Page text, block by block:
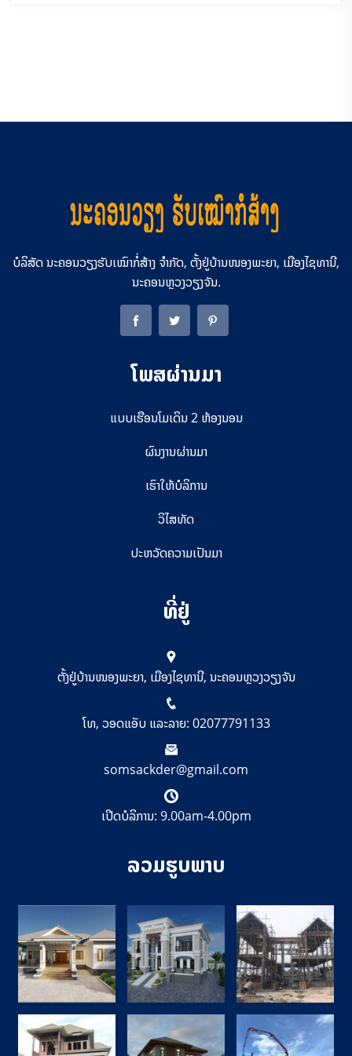
ບໍລິສັດ ນະຄອນວຽງຮັບເໝົາກໍ່ສ້າງ ຈຳກັດ, ຕັ້ງຢູ່ບ້ານໜອງພະຍາ, ເມືອງໄຊທານີ,
ນະຄອນຫຼວງວຽງຈັນ.
ໂພສຜ່ານມາ
ແບບເຮືອນໂມເດິນ 2 ຫ້ອງນອນ
ຜົນງານຜ່ານມາ
ເຮົາໃຫ້ບໍລິການ
ວິໄສທັດ
ປະຫວັດຄວາມເປັນມາ
ທີ່ຢູ່
ຕັ້ງຢູ່ບ້ານໜອງພະຍາ, ເມືອງໄຊທານີ, ນະຄອນຫຼວງວຽງຈັນ
ໂທ, ວອດແອັບ ແລະລາຍ: 02077791133
somsackder@gmail.com
ເປີດບໍລິການ: 9.00am-4.00pm
ລວມຮູບພາບ